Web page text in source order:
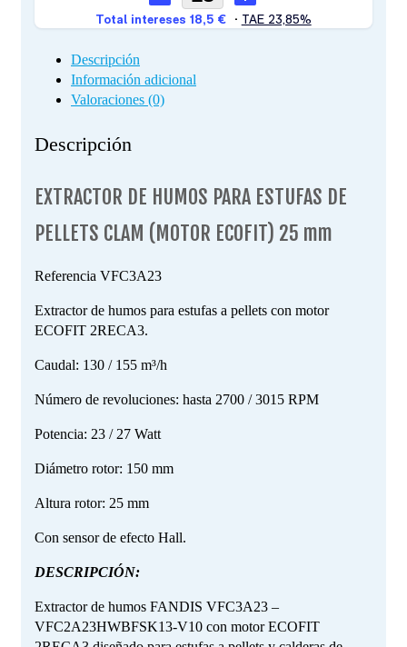
Descripción
Información adicional
Valoraciones (0)
Descripción
EXTRACTOR DE HUMOS PARA ESTUFAS DE
PELLETS CLAM (MOTOR ECOFIT) 25 mm
Referencia VFC3A23
Extractor de humos para estufas a pellets con motor
ECOFIT 2RECA3.
Caudal: 130 / 155 m³/h
Número de revoluciones: hasta 2700 / 3015 RPM
Potencia: 23 / 27 Watt
Diámetro rotor: 150 mm
Altura rotor: 25 mm
Con sensor de efecto Hall.
DESCRIPCIÓN:
Extractor de humos FANDIS VFC3A23 –
VFC2A23HWBFSK13-V10 con motor ECOFIT